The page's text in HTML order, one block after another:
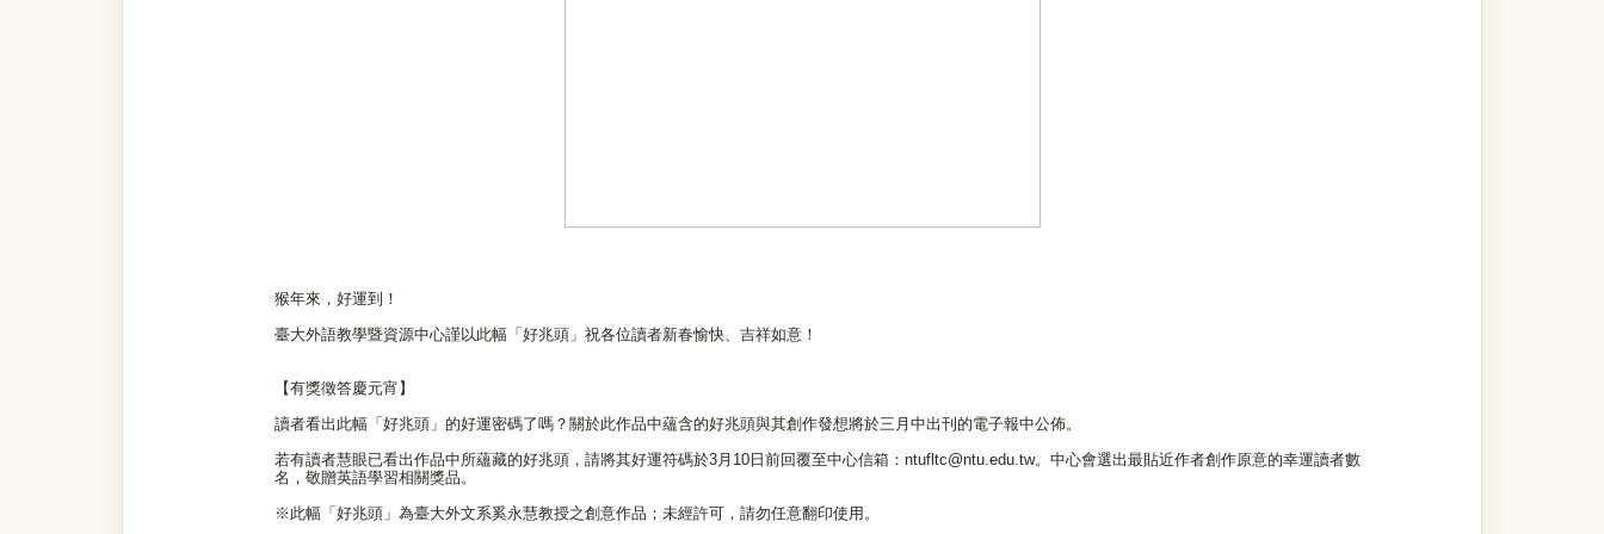
猴年來，好運到！
臺大外語教學暨資源中心謹以此幅「好兆頭」祝各位讀者新春愉快、吉祥如意！
【有獎徵答慶元宵】
讀者看出此幅「好兆頭」的好運密碼了嗎？關於此作品中蘊含的好兆頭與其創作發想將於三月中出刊的電子報中公佈。
若有讀者慧眼已看出作品中所蘊藏的好兆頭，請將其好運符碼於3月10日前回覆至中心信箱：ntufltc@ntu.edu.tw。中心會選出最貼近作者創作原意的幸運讀者數
名，敬贈英語學習相關獎品。
※此幅「好兆頭」為臺大外文系奚永慧教授之創意作品；未經許可，請勿任意翻印使用。